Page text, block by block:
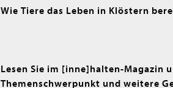
Wie Tiere das Leben in Klöstern
Lesen Sie im [inne]halten-Magazin
Themenschwerpunkt und weitere